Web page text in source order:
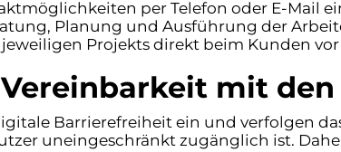
per Telefon oder E-Mail
Planung und Ausführung der
Projekts direkt beim Kunden vor
mit
Barrierefreiheit ein und verfolgen
uneingeschränkt zugänglich ist.